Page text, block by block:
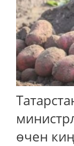
өчен